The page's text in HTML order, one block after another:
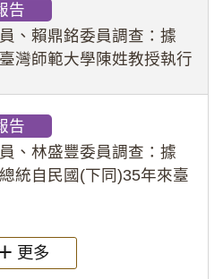
樣態性影像並以手機傳送
因畏懼成
告
、賴鼎銘委員調查：據
灣師範大學陳姓教授執行
案調查報告。(115教調
告
、林盛豐委員調查：據
統自民國(下同)35年來臺
統府於89年間函請其家屬
更多